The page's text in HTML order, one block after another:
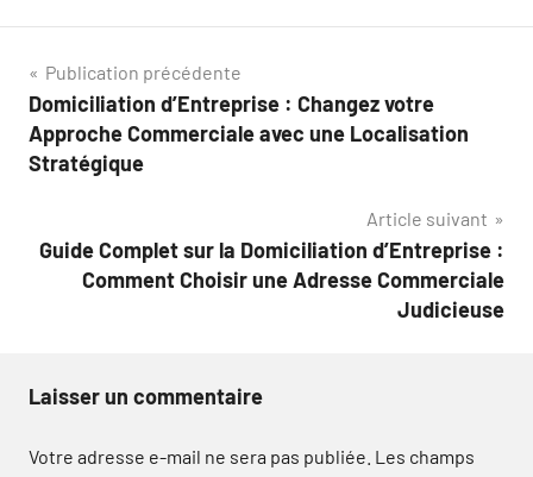
Navigation
de
l’article
Publication précédente
Domiciliation d’Entreprise : Changez votre
Approche Commerciale avec une Localisation
Stratégique
Article suivant
Guide Complet sur la Domiciliation d’Entreprise :
Comment Choisir une Adresse Commerciale
Judicieuse
Laisser un commentaire
Votre adresse e-mail ne sera pas publiée. Les champs